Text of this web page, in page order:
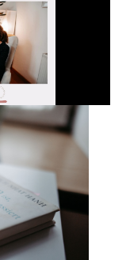
in dir
Raum.